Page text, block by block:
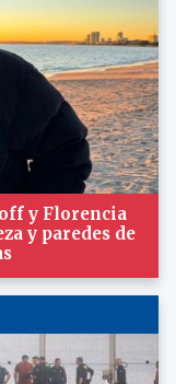
y Florencia
y paredes de